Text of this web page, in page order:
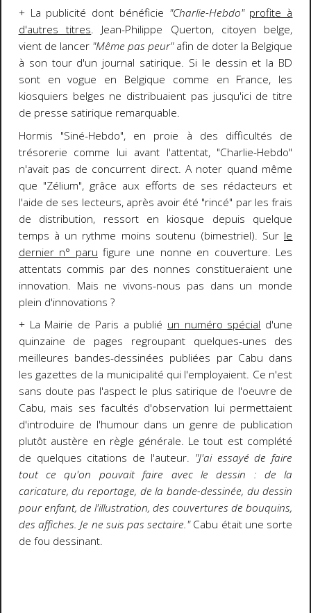
+ La publicité dont bénéficie "Charlie-Hebdo" profite à
d'autres titres. Jean-Philippe Querton, citoyen belge,
vient de lancer "Même pas peur"afin de doter la Belgique
à son tour d'un journal satirique. Si le dessin et la BD
sont en vogue en Belgique comme en France, les
kiosquiers belges ne distribuaient pas jusqu'ici de titre
de presse satirique remarquable.
Hormis "Siné-Hebdo", en proie à des difficultés de
trésorerie comme lui avant l'attentat, "Charlie-Hebdo"
n'avait pas de concurrent direct. A noter quand même
que "Zélium", grâce aux efforts de ses rédacteurs et
l'aide de ses lecteurs, après avoir été "rincé" par les frais
de distribution, ressort en kiosque depuis quelque
temps à un rythme moins soutenu (bimestriel). Sur le
dernier n° paru figure une nonne en couverture. Les
attentats commis par des nonnes constitueraient une
innovation. Mais ne vivons-nous pas dans un monde
plein d'innovations ?
+ La Mairie de Paris a publié un numéro spécial d'une
quinzaine de pages regroupant quelques-unes des
meilleures bandes-dessinées publiées par Cabu dans
les gazettes de la municipalité qui l'employaient. Ce n'est
sans doute pas l'aspect le plus satirique de l'oeuvre de
Cabu, mais ses facultés d'observation lui permettaient
d'introduire de l'humour dans un genre de publication
plutôt austère en règle générale. Le tout est complété
de quelques citations de l'auteur. "J'ai essayé de faire
tout ce qu'on pouvait faire avec le dessin : de la
caricature, du reportage, de la bande-dessinée, du dessin
pour enfant, de l'illustration, des couvertures de bouquins,
des affiches. Je ne suis pas sectaire."Cabu était une sorte
de fou dessinant.